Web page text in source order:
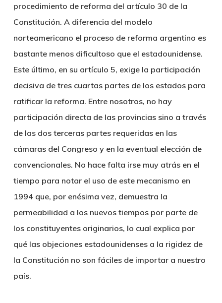
procedimiento de reforma del artículo 30 de la
Constitución. A diferencia del modelo
norteamericano el proceso de reforma argentino es
bastante menos dificultoso que el estadounidense.
Este último, en su artículo 5, exige la participación
decisiva de tres cuartas partes de los estados para
ratificar la reforma. Entre nosotros, no hay
participación directa de las provincias sino a través
de las dos terceras partes requeridas en las
cámaras del Congreso y en la eventual elección de
convencionales. No hace falta irse muy atrás en el
tiempo para notar el uso de este mecanismo en
1994 que, por enésima vez, demuestra la
permeabilidad a los nuevos tiempos por parte de
los constituyentes originarios, lo cual explica por
qué las objeciones estadounidenses a la rigidez de
la Constitución no son fáciles de importar a nuestro
país.